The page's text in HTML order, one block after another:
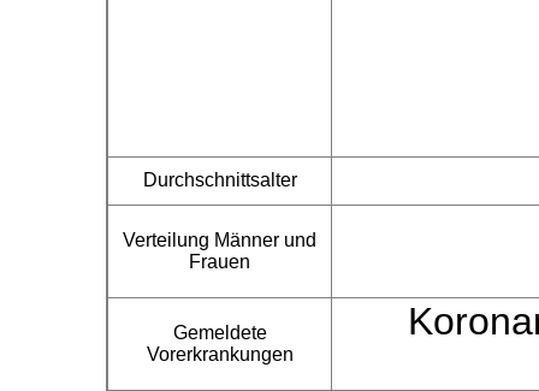
Durchschnittsalter
Verteilung Männer und
Frauen
Gemeldete
Vorerkrankungen